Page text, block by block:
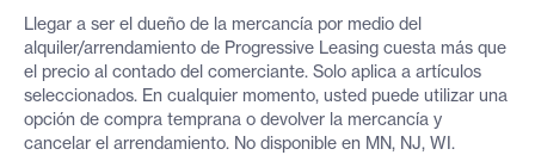
Llegar a ser el dueño de la mercancía por medio del
alquiler/arrendamiento de Progressive Leasing cuesta más que
el precio al contado del comerciante. Solo aplica a artículos
seleccionados. En cualquier momento, usted puede utilizar una
opción de compra temprana o devolver la mercancía y
cancelar el arrendamiento. No disponible en MN, NJ, WI.